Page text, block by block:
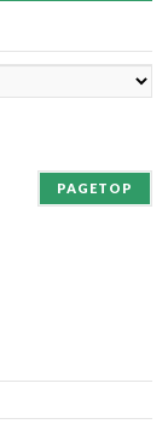
PAGETOP